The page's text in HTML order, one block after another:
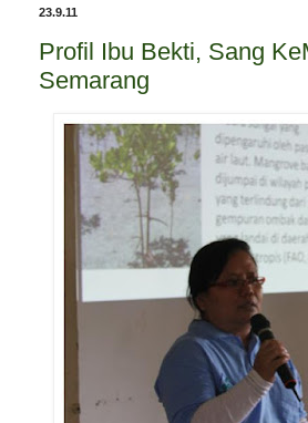
23.9.11
Profil Ibu Bekti, Sang
Semarang